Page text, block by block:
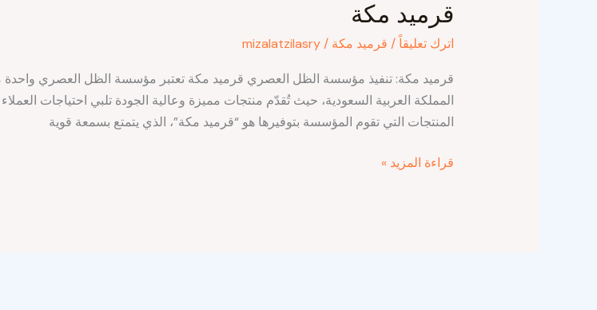
قرميد مكة
اترك تعليقاً / قرميد مكة /
mizalatzilasry
قرميد مكة: تنفيذ مؤسسة الظل العصري قرميد مكة تعتبر مؤسسة الظل العصري
المملكة العربية السعودية، حيث تُقدّم منتجات مميزة وعالية الجودة تلبي احتياجات
المنتجات التي تقوم المؤسسة بتوفيرها هو “قرميد مكة”، الذي يتمتع بسمعة قوية
قراءة المزيد »